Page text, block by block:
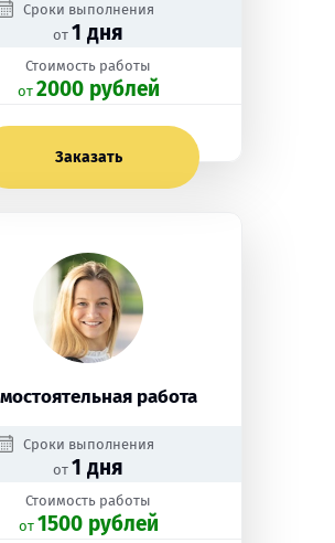
Сроки выполнения
от 1 дня
Стоимость работы
oт 2000 рублей
Заказать
работа
Сроки выполнения
от 1 дня
Стоимость работы
oт 1500 рублей